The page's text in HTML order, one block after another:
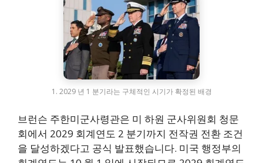
1. 2029 년 1 분기라는 구체적인 시기가 확정된 배경
브런슨 주한미군사령관은 미 하원 군사위원회 청문
회에서 2029 회계연도 2 분기까지 전작권 전환 조건
을 달성하겠다고 공식 발표했습니다. 미국 행정부의